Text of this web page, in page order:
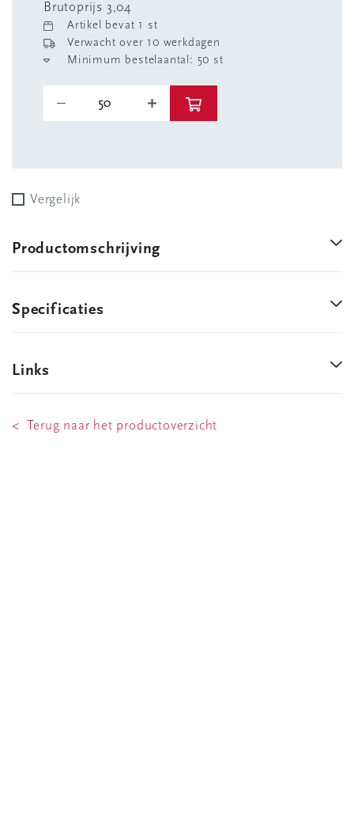
Brutoprijs 3,04
Artikel bevat 1 st
Verwacht over 10 werkdagen
Minimum bestelaantal: 50 st
Vergelijk
Productomschrijving
Specificaties
Links
< Terug naar het productoverzicht